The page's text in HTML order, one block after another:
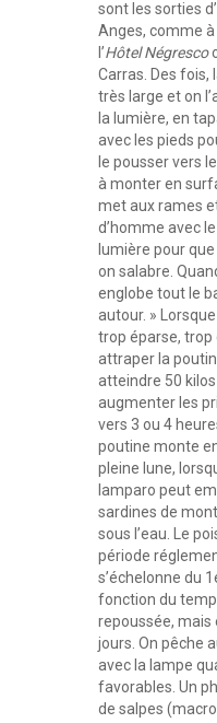
sont les sorties
Anges, comme
l’Hôtel Négresco
Carras. Des fois,
très large et on
la lumière, en
avec les pieds
le pousser vers
à monter en
met aux rames
d’homme avec
lumière pour
on salabre.
englobe tout le
autour. »
trop éparse,
attraper la
atteindre 50
augmenter les
vers 3 ou 4
poutine monte
pleine lune,
lamparo peut
sardines de
sous l’eau. Le
période
s’échelonne du
fonction du
repoussée, mais
jours. On pêche
avec la lampe
favorables. Un
de salpes